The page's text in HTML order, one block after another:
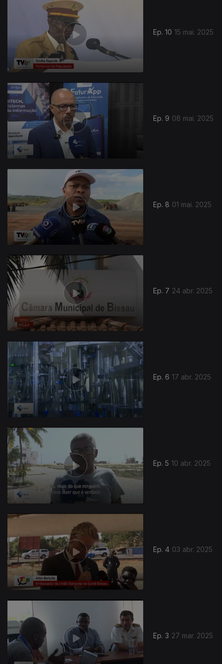
Ep. 10 15 mai. 2025
Ep. 9 08 mai. 2025
Ep. 8 01 mai. 2025
Ep. 7 24 abr. 2025
Ep. 6 17 abr. 2025
Ep. 5 10 abr. 2025
842585
Ep. 4 03 abr. 2025
Ep. 3 27 mar. 2025